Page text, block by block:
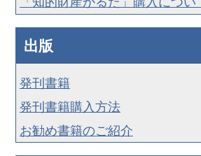
出版
発刊書籍
発刊書籍購入方法
お勧め書籍のご紹介